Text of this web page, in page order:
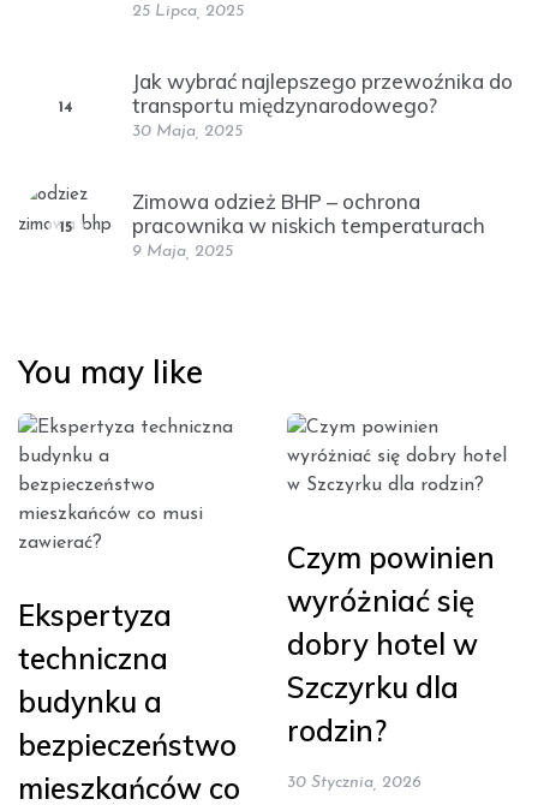
25 Lipca, 2025
14
Jak wybrać najlepszego przewoźnika do
transportu międzynarodowego?
30 Maja, 2025
15
Zimowa odzież BHP – ochrona
pracownika w niskich temperaturach
9 Maja, 2025
You may like
Ekspertyza
techniczna
budynku a
bezpieczeństwo
mieszkańców co
Czym powinien
wyróżniać się
dobry hotel w
Szczyrku dla
rodzin?
30 Stycznia, 2026